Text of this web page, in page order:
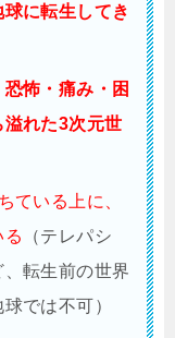
に転生してき
怖・痛み・困
れた3次元世
ている上に、
（テレパシ
転生前の世界
では不可）